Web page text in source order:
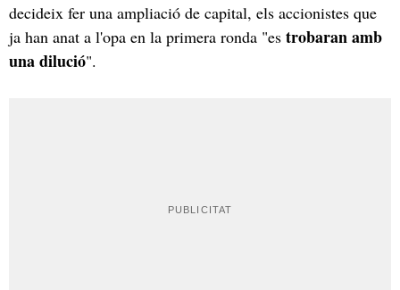
decideix fer una ampliació de capital, els accionistes que
ja han anat a l'opa en la primera ronda "es trobaran amb
una dilució".